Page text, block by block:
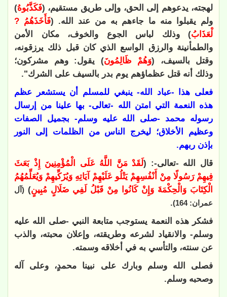
لهجته، يدعوهم إلى الحق، وإلى طريق مستقيم، (فَكَذَّبُوهُ)
ولم يقبلوا منه ما جاءهم به من عند الله. (فَأَخَذَهُمُ ?
لْعَذَابُ) وذلك لباس الجوع والخوف، مكان الأمن
والطمأنينة والرزق الواسع الذي كان قبل ذلك يرزقونه،
وقتل بالسيف، (وَهُمْ ظَالِمُونَ) يقول: وهم مشركون؛
وذلك أنه قتل عظماؤهم يوم بدر بالسيف على الشرك".
فعلى هذا -عباد الله- ينبغي للمسلم أن يستشعر عظم
هذه النعمة التي امتن الله -تعالى- بها علينا من إرسال
رسوله محمد -صلى الله عليه وسلم- بجميل الصفات
وعظيم الأخلاق؛ ليخرج الناس من الظلمات إلى النور
بإذن ربهم.
قال الله -تعالى-: (لَقَدْ مَنَّ اللَّهُ عَلَى الْمُؤْمِنِينَ إِذْ بَعَثَ
فِيهِمْ رَسُولًا مِنْ أَنْفُسِهِمْ يَتْلُو عَلَيْهِمْ آيَاتِهِ وَيُزَكِّيهِمْ وَيُعَلِّمُهُمُ
الْكِتَابَ وَالْحِكْمَةَ وَإِنْ كَانُوا مِنْ قَبْلُ لَفِي ضَلَالٍ مُبِينٍ) (آل
عمران: 164)
.
فشكر هذه النعمة يستوجب متابعة النبي -صلى الله عليه
وسلم- والانقياد لشرعه وطريقته، وإعلان محبته، والذب
عن سنته، والتأسي به في أخلاقه وسمته.
فصلى الله وسلم وبارك على نبينا محمدٍ، وعلى آله
وصحبه وسلم.